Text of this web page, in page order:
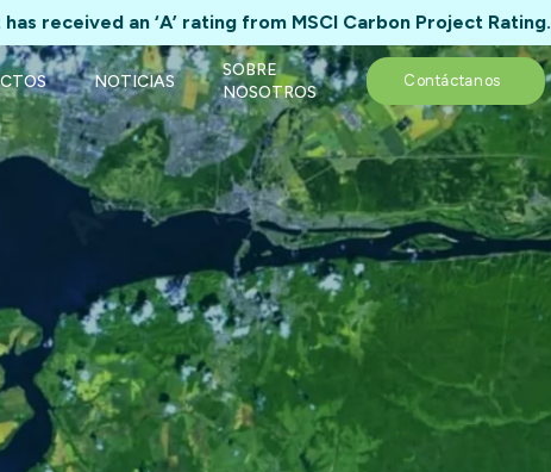
received an ‘A’ rating from MSCI Carbon Project Rating.
NOTICIAS
SOBRE
NOSOTROS
Contáctanos